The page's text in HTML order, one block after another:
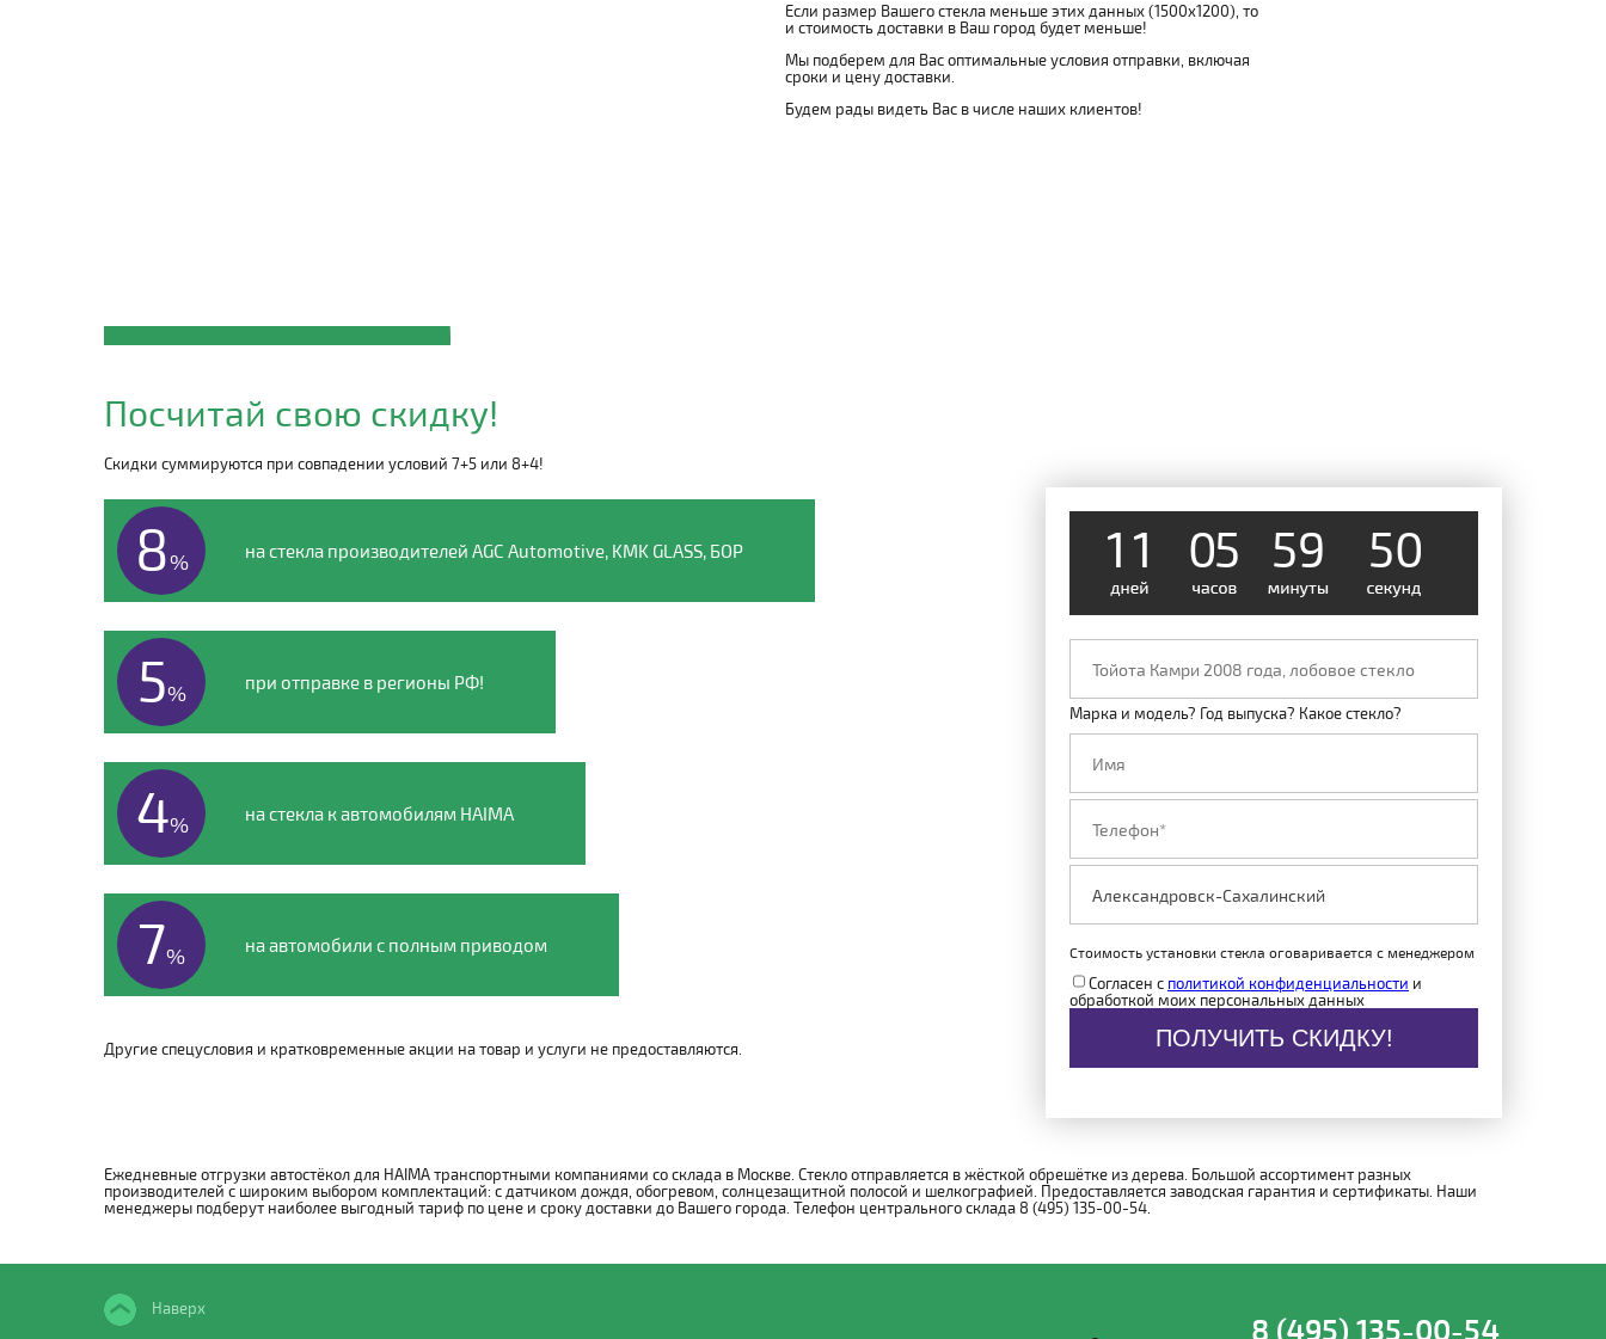
Если размер Вашего стекла меньше этих данных (1500x1200), то
и стоимость доставки в Ваш город будет меньше!
Мы подберем для Вас оптимальные условия отправки, включая
сроки и цену доставки.
Будем рады видеть Вас в числе наших клиентов!
HAIMA
по телефону
8 (495) 135-00-54
Видео о компании
Посчитай свою скидку!
Скидки суммируются при совпадении условий 7+5 или 8+4!
8% на стекла производителей AGC Automotive, KMK GLASS, БОР
5% при отправке в регионы РФ!
4% на стекла к автомобилям HAIMA
7% на автомобили с полным приводом
Другие спецусловия и кратковременные акции на товар и услуги не предоставляются.
1 1 05 59
50
Марка и модель? Год выпуска? Какое стекло?
Стоимость установки стекла оговаривается с менеджером
Согласен с политикой конфиденциальности и
обработкой моих персональных данных
ПОЛУЧИТЬ СКИДКУ!
Ежедневные отгрузки автостёкол для HAIMA транспортными компаниями со склада в Москве. Стекло отправляется в жёсткой обрешётке из дерева. Большой ассортимент разных
производителей с широким выбором комплектаций: с датчиком дождя, обогревом, солнцезащитной полосой и шелкографией. Предоставляется заводская гарантия и сертификаты. Наши
менеджеры подберут наиболее выгодный тариф по цене и сроку доставки до Вашего города. Телефон центрального склада 8 (495) 135-00-54.
Наверх
8 (495) 135-00-54